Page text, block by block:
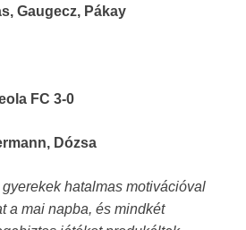
Gaugecz, Pákay
FC 3-0
Dózsa
gyerekek hatalmas motivációval
a mai napba, és mindkét